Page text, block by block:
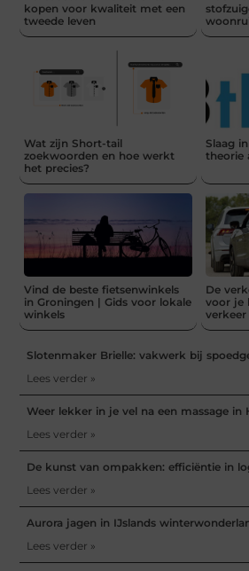
kopen voor kwaliteit met een
tweede leven
Wat zijn Short-tail
zoekwoorden en hoe werkt
het precies?
Slaag
theorie
Vind de beste fietsenwinkels
in Groningen | Gids voor lokale
winkels
De
voor je
verkeer
Slotenmaker Brielle: vakwerk bij
Lees verder »
Weer lekker in je vel na een massage in
Lees verder »
De kunst van ompakken: efficiëntie in
Lees verder »
Aurora jagen in IJslands
Lees verder »